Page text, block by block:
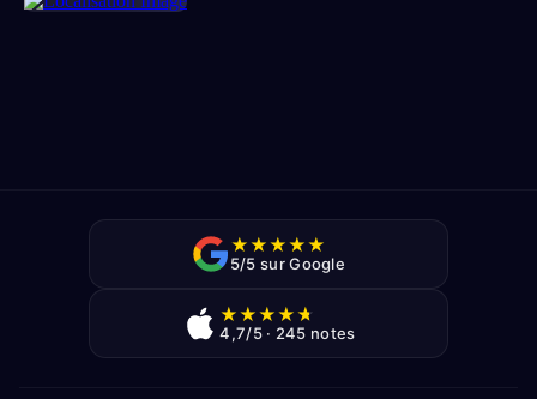
★★★★★
5/5 sur Google
★★★★★
4,7/5 · 245 notes